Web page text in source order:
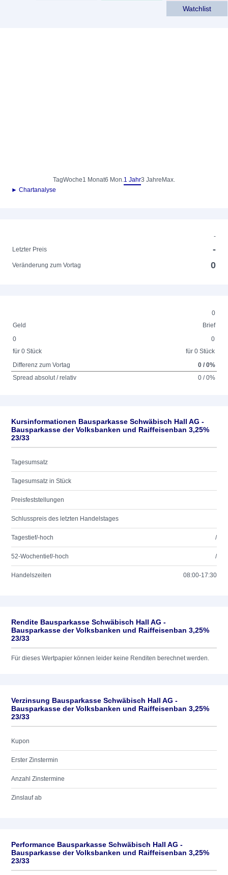
Watchlist
TagWoche1 Monat6 Mon.1 Jahr3 Jahre Max.
► Chartanalyse
-
Letzter Preis
-
Veränderung zum Vortag 0
0
Geld
Brief
0
für 0 Stück
0
für 0 Stück
Differenz zum Vortag
0 / 0%
Spread absolut / relativ
0 / 0%
Kursinformationen Bausparkasse Schwäbisch Hall AG -
Bausparkasse der Volksbanken und Raiffeisenban 3,25%
23/33
Tagesumsatz
Tagesumsatz in Stück
Preisfeststellungen
Schlusspreis des letzten Handelstages
Tagestief/-hoch /
52-Wochentief/-hoch /
Handelszeiten 08:00-17:30
Rendite Bausparkasse Schwäbisch Hall AG -
Bausparkasse der Volksbanken und Raiffeisenban 3,25%
23/33
Für dieses Wertpapier können leider keine Renditen berechnet werden.
Verzinsung Bausparkasse Schwäbisch Hall AG -
Bausparkasse der Volksbanken und Raiffeisenban 3,25%
23/33
Kupon
Erster Zinstermin
Anzahl Zinstermine
Zinslauf ab
Performance Bausparkasse Schwäbisch Hall AG -
Bausparkasse der Volksbanken und Raiffeisenban 3,25%
23/33